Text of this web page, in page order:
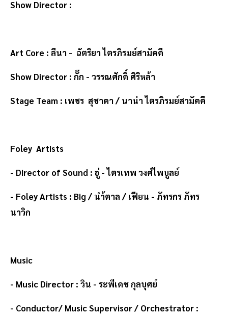
Show Director :
Art Core : ลีนา - ฉัตริยา ไตรภิรมย์สามัคคี
Show Director : กั๊ก - วรรณศักดิ์ ศิริหล้า
Stage Team : เพชร สุชาดา / นาน่า ไตรภิรมย์สามัคคี
Foley Artists
- Director of Sound : อู่ - ไตรเทพ วงศ์ไพบูลย์
- Foley Artists : Big / นำ้ตาล / เฟียน - ภัทรกร ภัทร
นาวิก
Music
- Music Director : วิน - ระพีเดช กุลบุศย์
- Conductor/ Music Supervisor / Orchestrator :